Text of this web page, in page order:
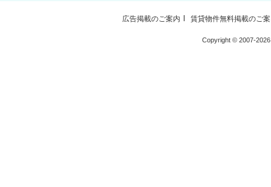
広告掲載のご案内 賃貸物件無料掲載のご
Copyright © 2007-